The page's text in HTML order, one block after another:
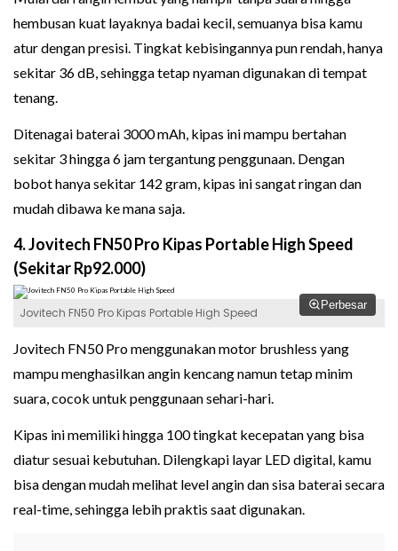
hembusan kuat layaknya badai kecil, semuanya bisa kamu
atur dengan presisi. Tingkat kebisingannya pun rendah, hanya
sekitar 36 dB, sehingga tetap nyaman digunakan di tempat
tenang.
Ditenagai baterai 3000 mAh, kipas ini mampu bertahan
sekitar 3 hingga 6 jam tergantung penggunaan. Dengan
bobot hanya sekitar 142 gram, kipas ini sangat ringan dan
mudah dibawa ke mana saja.
4. Jovitech FN50 Pro Kipas Portable High Speed
(Sekitar Rp92.000)
Perbesar
Jovitech FN50 Pro Kipas Portable High Speed
Jovitech FN50 Pro menggunakan motor brushless yang
mampu menghasilkan angin kencang namun tetap minim
suara, cocok untuk penggunaan sehari-hari.
Kipas ini memiliki hingga 100 tingkat kecepatan yang bisa
diatur sesuai kebutuhan. Dilengkapi layar LED digital, kamu
bisa dengan mudah melihat level angin dan sisa baterai secara
real-time, sehingga lebih praktis saat digunakan.